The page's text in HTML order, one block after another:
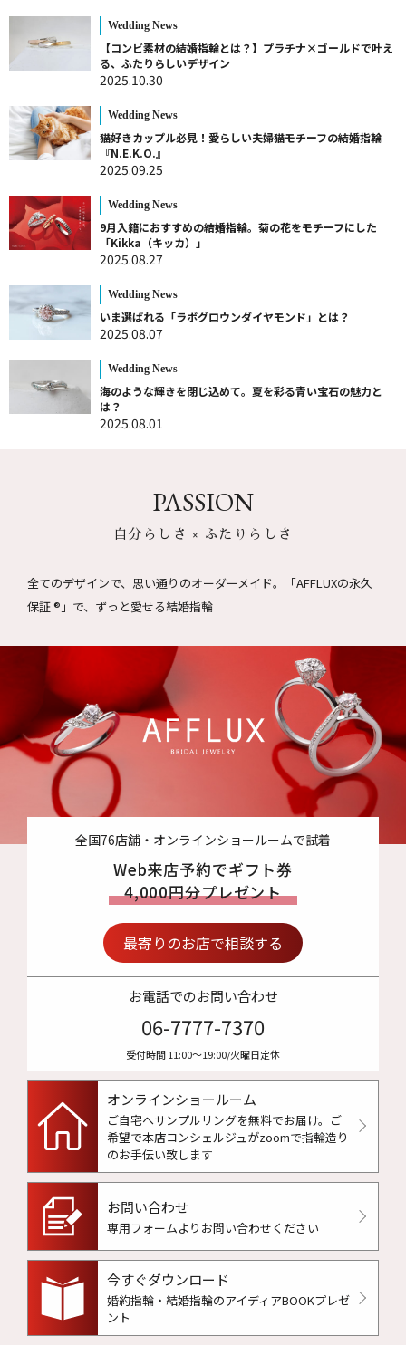
Wedding News
【コンビ素材の結婚指輪とは？】プラチナ×ゴールドで叶え
る、ふたりらしいデザイン
2025.10.30
Wedding News
猫好きカップル必見！愛らしい夫婦猫モチーフの結婚指輪
『N.E.K.O.』
2025.09.25
Wedding News
9月入籍におすすめの結婚指輪。菊の花をモチーフにした
「Kikka（キッカ）」
2025.08.27
Wedding News
いま選ばれる「ラボグロウンダイヤモンド」とは？
2025.08.07
Wedding News
海のような輝きを閉じ込めて。夏を彩る青い宝石の魅力と
は？
2025.08.01
PASSION
自分らしさ × ふたりらしさ
全てのデザインで、思い通りのオーダーメイド。
「AFFLUXの永久
保証 ®」で、ずっと愛せる結婚指輪
全国76店舗・オンラインショールームで試着
Web来店予約でギフト券
4,000円分プレゼント
最寄りのお店で相談する
お電話でのお問い合わせ
06-7777-7370
受付時間 11:00〜19:00/火曜日定休
オンラインショールーム
ご自宅へサンプルリングを無料でお届け。 ご
希望で本店コンシェルジュがzoomで指輪造り
のお手伝い致します
お問い合わせ
専用フォームよりお問い合わせください
今すぐダウンロード
婚約指輪・結婚指輪のアイディアBOOKプレゼ
ント